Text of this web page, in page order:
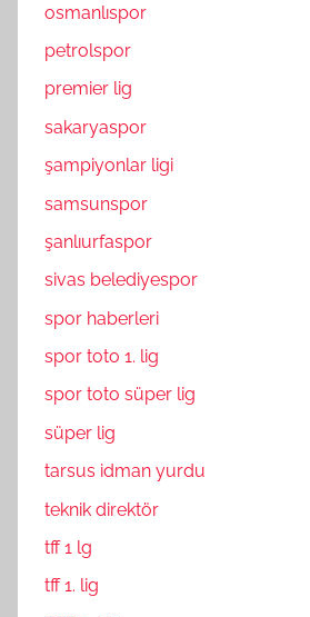
osmanlıspor
petrolspor
premier lig
sakaryaspor
şampiyonlar ligi
samsunspor
şanlıurfaspor
sivas belediyespor
spor haberleri
spor toto 1. lig
spor toto süper lig
süper lig
tarsus idman yurdu
teknik direktör
tff 1 lg
tff 1. lig